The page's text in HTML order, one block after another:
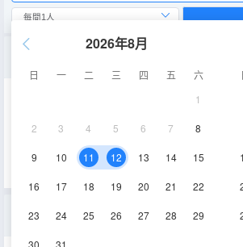
2026年8月
日 一 二 三 四 五
六
1
2 3 4 5 6 7 8
9 10 11 12 13 14 15
16 17 18 19 20 21 22
23 24 25 26 27 28 29
28-35㎡